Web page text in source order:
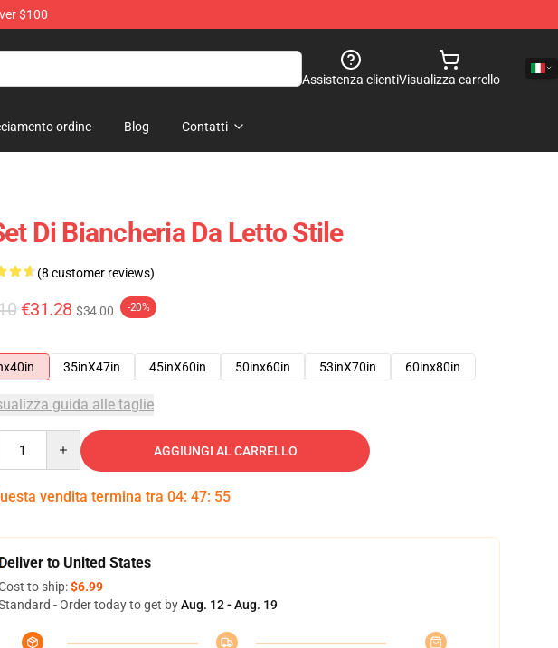
$100
Assistenza clientiVisualizza carrello
ordine Blog Contatti
Di Biancheria Da Letto Stile
(8 customer reviews)
€31.28 $34.00 -20%
35inX47in 45inX60in 50inx60in 53inX70in 60inx80in
guida alle taglie
AGGIUNGI AL CARRELLO
vendita termina tra 04: 47: 54
Deliver to United States
to ship:$6.99
- Order today to get byAug. 12 - Aug. 19